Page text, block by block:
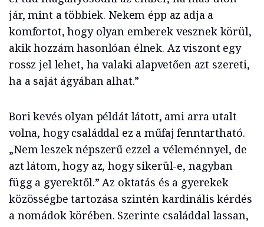
jár, mint a többiek. Nekem épp az adja a
komfortot, hogy olyan emberek vesznek körül,
akik hozzám hasonlóan élnek. Az viszont egy
rossz jel lehet, ha valaki alapvetően azt szereti,
ha a saját ágyában alhat.”
Bori kevés olyan példát látott, ami arra utalt
volna, hogy családdal ez a műfaj fenntartható.
„Nem leszek népszerű ezzel a véleménnyel, de
azt látom, hogy az, hogy sikerül-e, nagyban
függ a gyerektől.” Az oktatás és a gyerekek
közösségbe tartozása szintén kardinális kérdés
a nomádok körében. Szerinte családdal lassan,